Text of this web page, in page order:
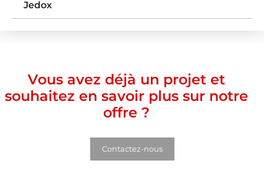
Jedox
Vous avez déjà un projet et
souhaitez en savoir plus sur notre
offre ?
Contactez-nous